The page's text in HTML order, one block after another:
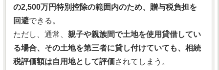
の2,500万円特別控除の範囲内のため、贈与税負担を
回避できる。
ただし、通常、 親子や親族間で土地を使用貸借してい
る場合、その土地を第三者に貸し付けていても、相続
税評価額は自用地として評価されてしまう。